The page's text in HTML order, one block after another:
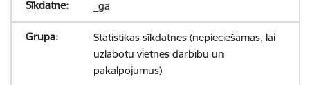
_ga
Statistikas sīkdatnes (nepieciešamas, lai
uzlabotu vietnes darbību un
pakalpojumus)